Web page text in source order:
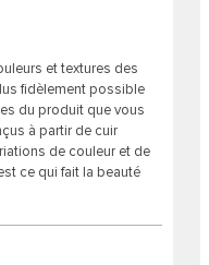
et textures des
fidèlement possible
du produit que vous
à partir de cuir
de couleur et de
ce qui fait la beauté